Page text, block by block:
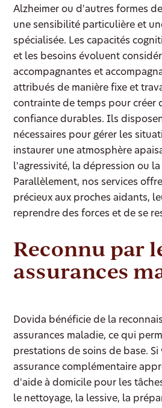
Alzheimer ou d'autres formes
une sensibilité particulière et
spécialisée. Les capacités
et les besoins évoluent
accompagnantes et
attribués de manière fixe et
contrainte de temps pour créer
confiance durables. Ils
nécessaires pour gérer les
instaurer une atmosphère
l'agressivité, la dépression ou
Parallèlement, nos services
précieux aux proches aidants,
reprendre des forces et de se
Reconnu par
assurances
Dovida bénéficie de la
assurances maladie, ce qui
prestations de soins de base.
assurance complémentaire
d'aide à domicile pour les
le nettoyage, la lessive, la